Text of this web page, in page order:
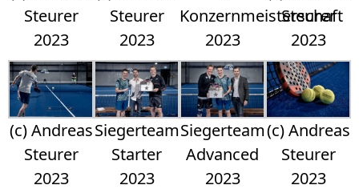
Steurer
2023
Steurer
2023
Konzernmeisterschaft
2023
Steurer
2023
(c) Andreas
Steurer
2023
Siegerteam
Starter
2023
Siegerteam
Advanced
2023
(c) Andreas
Steurer
2023